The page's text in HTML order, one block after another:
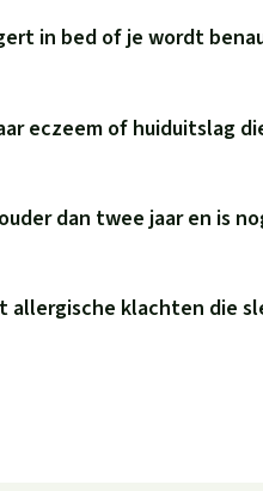
in bed of je wordt
eczeem of huiduitslag
dan twee jaar en is
allergische klachten die